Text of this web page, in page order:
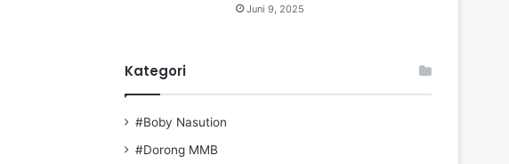
Juni 9, 2025
Kategori
#Boby Nasution
#Dorong MMB